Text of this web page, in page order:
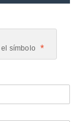
símbolo
*